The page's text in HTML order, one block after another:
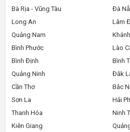
Bà Rịa - Vũng Tàu
Đà
Long An
Lâm
Quảng Nam
Bình Phước
Lào
Bình Định
Bình
Quảng Ninh
Đắk
Cần Thơ
Bắc
Sơn La
Hải
Thanh Hóa
Ninh
Kiên Giang